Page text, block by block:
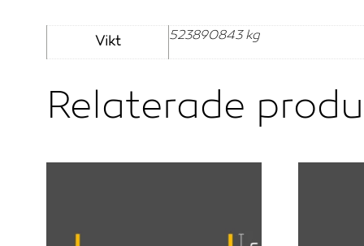
Vikt 523890843 kg
Relaterade